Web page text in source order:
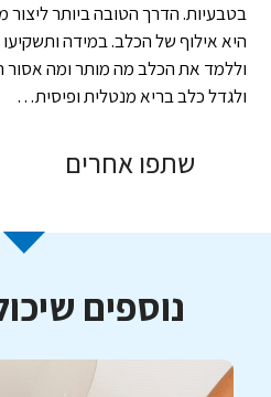
בטבעיות. הדרך הטובה ביותר
היא אילוף של הכלב. במידה
וללמד את הכלב מה מותר ומה אסור
ולגדל כלב בריא מנטלית ופיסית…
שתפו אחרים
נוספים